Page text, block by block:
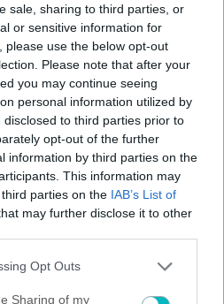
sale, sharing to third parties, or
or sensitive information for
please use the below opt-out
Please note that after your
you may continue seeing
personal information utilized by
to third parties prior to
opt-out of the further
information by third parties on the
This information may
parties on the IAB’s List of
may further disclose it to other
app uses one or more Google
behaviour. You may click to
Opt Outs
Sharing of my
Μέσι: «Έχω χάσει και εγώ τον
της ΑΕΚ Κεφαλονιάς!
εξάρα της ΑΕΚ στην Ευρώπη
Ρούσσου!